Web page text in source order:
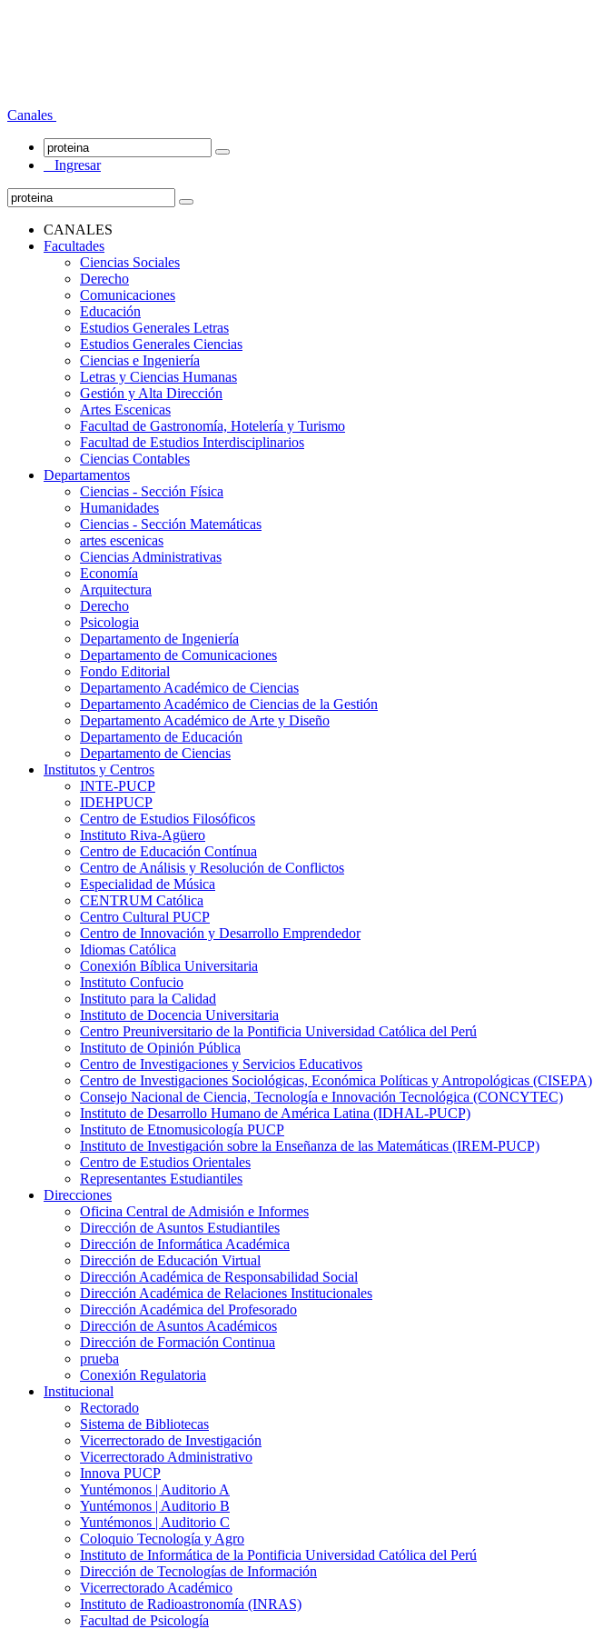
Canales
Ingresar
CANALES
Facultades
Ciencias Sociales
Derecho
Comunicaciones
Educación
Estudios Generales Letras
Estudios Generales Ciencias
Ciencias e Ingeniería
Letras y Ciencias Humanas
Gestión y Alta Dirección
Artes Escenicas
Facultad de Gastronomía, Hotelería y Turismo
Facultad de Estudios Interdisciplinarios
Ciencias Contables
Departamentos
Ciencias - Sección Física
Humanidades
Ciencias - Sección Matemáticas
artes escenicas
Ciencias Administrativas
Economía
Arquitectura
Derecho
Psicologia
Departamento de Ingeniería
Departamento de Comunicaciones
Fondo Editorial
Departamento Académico de Ciencias
Departamento Académico de Ciencias de la Gestión
Departamento Académico de Arte y Diseño
Departamento de Educación
Departamento de Ciencias
Institutos y Centros
INTE-PUCP
IDEHPUCP
Centro de Estudios Filosóficos
Instituto Riva-Agüero
Centro de Educación Contínua
Centro de Análisis y Resolución de Conflictos
Especialidad de Música
CENTRUM Católica
Centro Cultural PUCP
Centro de Innovación y Desarrollo Emprendedor
Idiomas Católica
Conexión Bíblica Universitaria
Instituto Confucio
Instituto para la Calidad
Instituto de Docencia Universitaria
Centro Preuniversitario de la Pontificia Universidad Católica del Perú
Instituto de Opinión Pública
Centro de Investigaciones y Servicios Educativos
Centro de Investigaciones Sociológicas, Económica Políticas y Antropológicas (CISEPA)
Consejo Nacional de Ciencia, Tecnología e Innovación Tecnológica (CONCYTEC)
Instituto de Desarrollo Humano de América Latina (IDHAL-PUCP)
Instituto de Etnomusicología PUCP
Instituto de Investigación sobre la Enseñanza de las Matemáticas (IREM-PUCP)
Centro de Estudios Orientales
Representantes Estudiantiles
Direcciones
Oficina Central de Admisión e Informes
Dirección de Asuntos Estudiantiles
Dirección de Informática Académica
Dirección de Educación Virtual
Dirección Académica de Responsabilidad Social
Dirección Académica de Relaciones Institucionales
Dirección Académica del Profesorado
Dirección de Asuntos Académicos
Dirección de Formación Continua
prueba
Conexión Regulatoria
Institucional
Rectorado
Sistema de Bibliotecas
Vicerrectorado de Investigación
Vicerrectorado Administrativo
Innova PUCP
Yuntémonos | Auditorio A
Yuntémonos | Auditorio B
Yuntémonos | Auditorio C
Coloquio Tecnología y Agro
Instituto de Informática de la Pontificia Universidad Católica del Perú
Dirección de Tecnologías de Información
Vicerrectorado Académico
Instituto de Radioastronomía (INRAS)
Facultad de Psicología